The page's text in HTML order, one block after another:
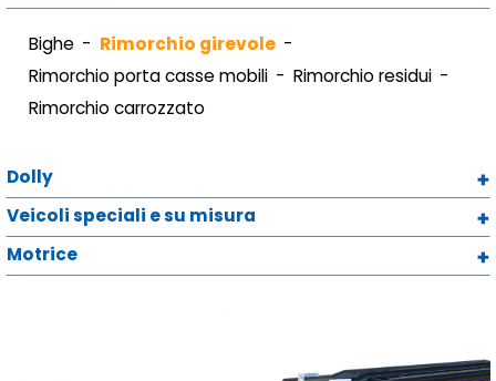
Bighe
Rimorchio girevole
Rimorchio porta casse mobili
Rimorchio residui
Rimorchio carrozzato
Dolly
Veicoli speciali e su misura
Motrice